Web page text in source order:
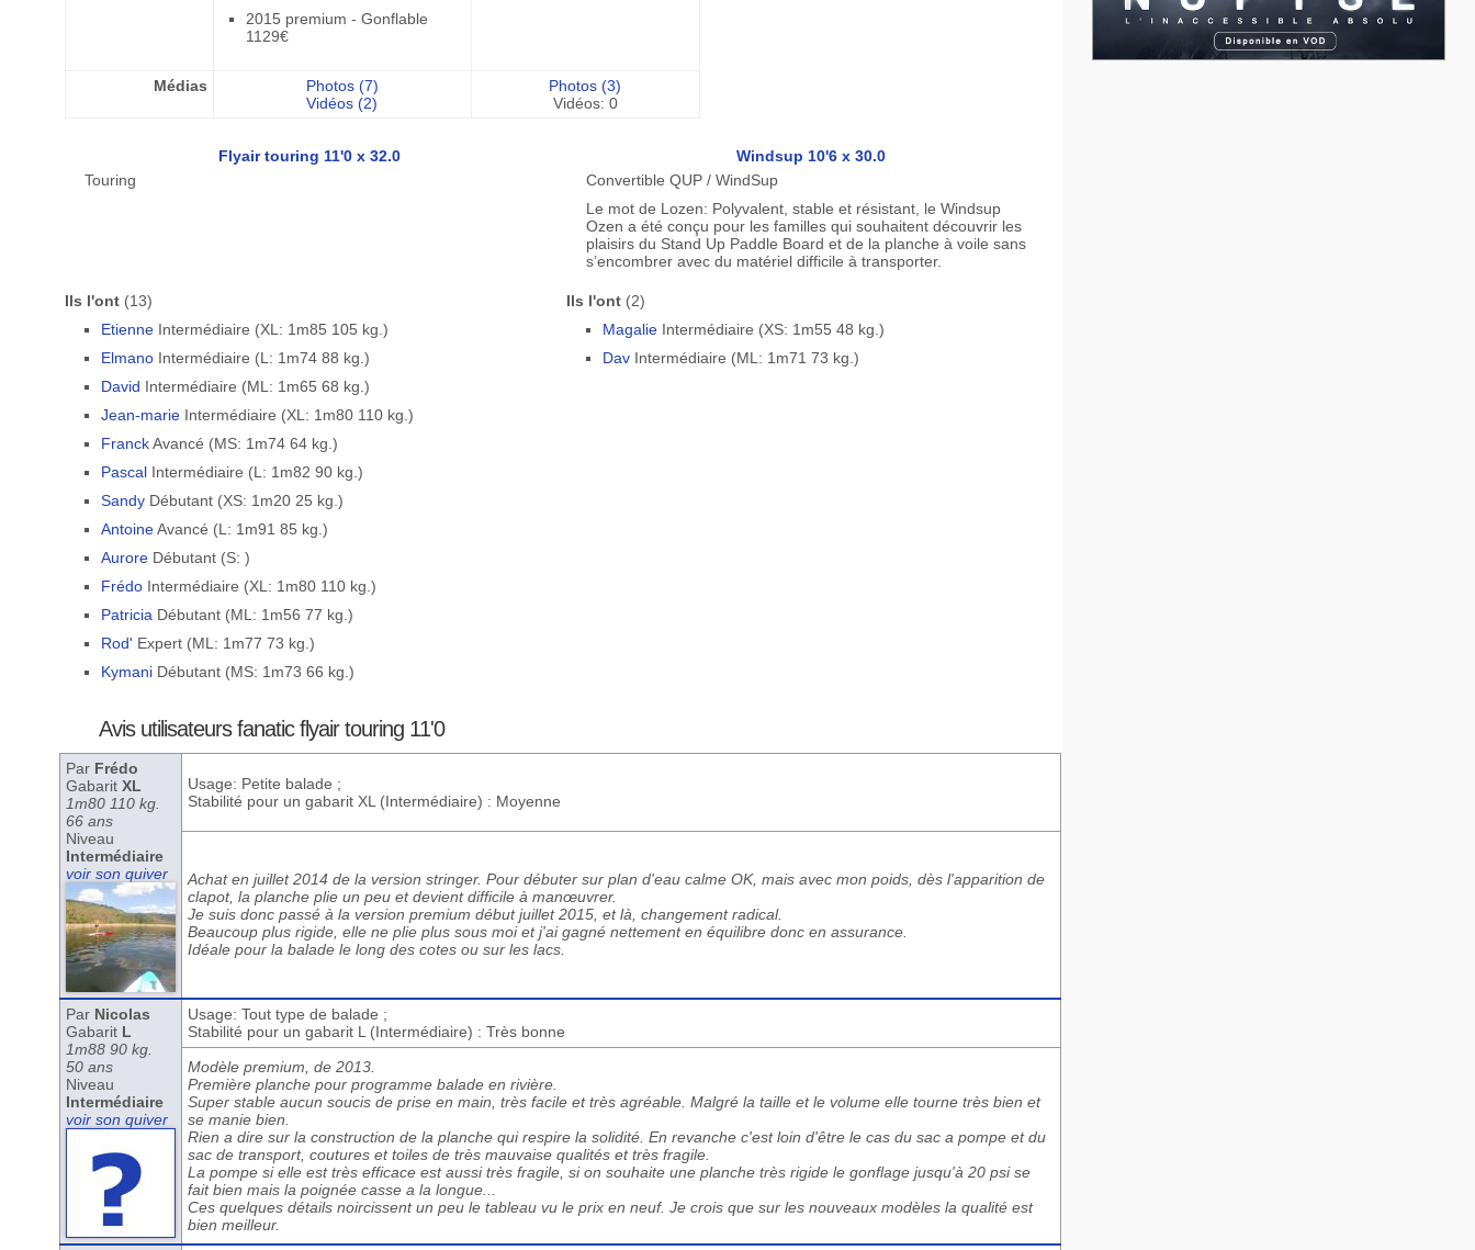
2015 premium - Gonflable
1129€
Médias
Photos (7)
Vidéos (2)
Photos (3)
Vidéos: 0
Flyair touring 11'0 x 32.0
Windsup 10'6 x 30.0
Touring
Convertible QUP / WindSup
Le mot de Lozen: Polyvalent, stable et résistant, le Windsup
Ozen a été conçu pour les familles qui souhaitent découvrir les
plaisirs du Stand Up Paddle Board et de la planche à voile sans
s’encombrer avec du matériel difficile à transporter.
Ils l'ont(13)
EtienneIntermédiaire (XL: 1m85 105 kg.)
ElmanoIntermédiaire (L: 1m74 88 kg.)
David Intermédiaire (ML: 1m65 68 kg.)
Jean-marieIntermédiaire (XL: 1m80 110 kg.)
FranckAvancé (MS: 1m74 64 kg.)
PascalIntermédiaire (L: 1m82 90 kg.)
SandyDébutant (XS: 1m20 25 kg.)
AntoineAvancé (L: 1m91 85 kg.)
AuroreDébutant (S: )
FrédoIntermédiaire (XL: 1m80 110 kg.)
Patricia Débutant (ML: 1m56 77 kg.)
Rod' Expert (ML: 1m77 73 kg.)
KymaniDébutant (MS: 1m73 66 kg.)
Ils l'ont(2)
MagalieIntermédiaire (XS: 1m55 48 kg.)
DavIntermédiaire (ML: 1m71 73 kg.)
Avis utilisateurs fanatic flyair touring 11'0
Par Frédo
Gabarit XL
1m80 110 kg.
66 ans
Niveau
Intermédiaire
voir son quiver
Usage: Petite balade ;
Stabilité pour un gabarit XL (Intermédiaire) : Moyenne
Achat en juillet 2014 de la version stringer. Pour débuter sur plan d'eau calme OK, mais avec mon poids, dès l'apparition de
clapot, la planche plie un peu et devient difficile à manœuvrer.
Je suis donc passé à la version premium début juillet 2015, et là, changement radical.
Beaucoup plus rigide, elle ne plie plus sous moi et j'ai gagné nettement en équilibre donc en assurance.
Idéale pour la balade le long des cotes ou sur les lacs.
Par Nicolas
Gabarit L
1m88 90 kg.
50 ans
Niveau
Intermédiaire
voir son quiver
Usage: Tout type de balade ;
Stabilité pour un gabarit L (Intermédiaire) : Très bonne
Modèle premium, de 2013.
Première planche pour programme balade en rivière.
Super stable aucun soucis de prise en main, très facile et très agréable. Malgré la taille et le volume elle tourne très bien et
se manie bien.
Rien a dire sur la construction de la planche qui respire la solidité. En revanche c'est loin d'être le cas du sac a pompe et du
sac de transport, coutures et toiles de très mauvaise qualités et très fragile.
La pompe si elle est très efficace est aussi très fragile, si on souhaite une planche très rigide le gonflage jusqu'à 20 psi se
fait bien mais la poignée casse a la longue...
Ces quelques détails noircissent un peu le tableau vu le prix en neuf. Je crois que sur les nouveaux modèles la qualité est
bien meilleur.